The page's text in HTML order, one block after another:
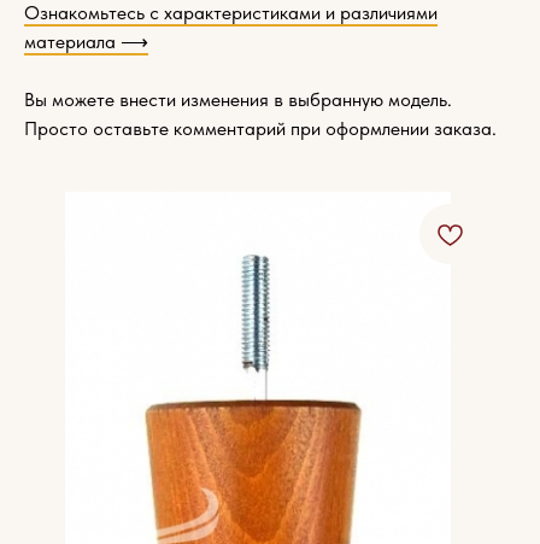
Ознакомьтесь с характеристиками и различиями
материала ⟶
Вы можете внести изменения в выбранную модель.
Просто оставьте комментарий при оформлении заказа.